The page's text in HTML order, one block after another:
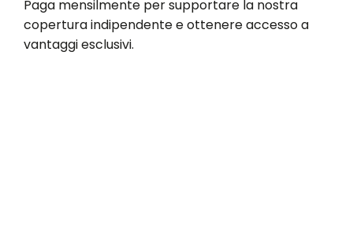
Paga mensilmente per supportare la nostra
copertura indipendente e ottenere accesso a
vantaggi esclusivi.